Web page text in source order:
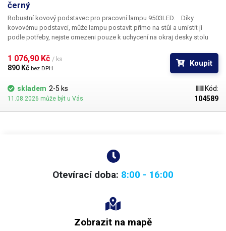
černý
Robustní kovový podstavec pro pracovní lampu 9503LED.
kovovému podstavci, může lampu postavit přímo na stůl a umístit ji
podle potřeby, nejste omezeni pouze k uchycení na okraj desky stolu
robustní a těžký, jeho váha a průměr zajistí aby se ani větší a těžší lampa
neměla tendenci naklánět, nebo padat. Podstavec je vyveden v černém
lesklém laku, ze spodní strany je filc, který brání poničení povrchu stolu.
Tento model je barvou a designem určený pro lampu 9503LED, avšaklze
použít pro jiné typy lamp s upevňovacím trnem o průměru 12,5mm a
délkou kolem 50-60mm.
na fotografiích není součástí dodávky.
1 076,90 Kč / ks
890 Kč bez DPH
Koupit
skladem 2-5 ks
11.08.2026 může být u Vás
Kód:
104589
Otevírací doba: 8:00 - 16:00
Zobrazit na mapě